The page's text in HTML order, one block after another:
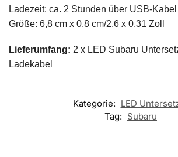
Ladezeit: ca. 2 Stunden über USB-Kabel
Größe: 6,8 cm x 0,8 cm/2,6 x 0,31 Zoll
Lieferumfang: 2 x LED Subaru
Ladekabel
Kategorie: LED
Tag: Subaru